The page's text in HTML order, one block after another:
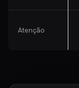
Atenção